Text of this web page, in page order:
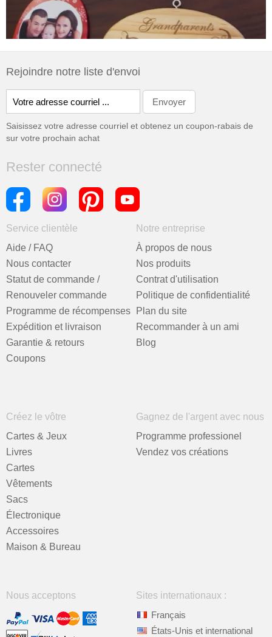
Rejoindre notre liste d'envoi
Saisissez votre adresse courriel et obtenez un coupon-rabais de
sur votre prochain achat
Rester connecté
Service clientèle
Aide / FAQ
Nous contacter
Statut de commande /
Renouveler commande
Programme de récompenses
Expédition et livraison
Garantie & retours
Coupons
Notre entreprise
À propos de nous
Nos produits
Contrat d'utilisation
Politique de confidentialité
Plan du site
Recommander à un ami
Blog
Créez le vôtre
Cartes & Jeux
Livres
Cartes
Vêtements
Sacs
Électronique
Accessoires
Maison & Bureau
Gagnez de l'argent avec nous
Programme professionel
Vendez vos créations
Nous acceptons
Sites internationaux :
Français
États-Unis et international